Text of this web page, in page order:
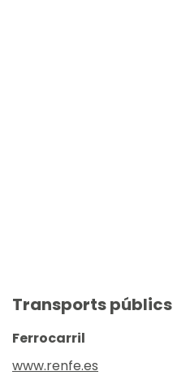
Transports públics
Ferrocarril
www.renfe.es